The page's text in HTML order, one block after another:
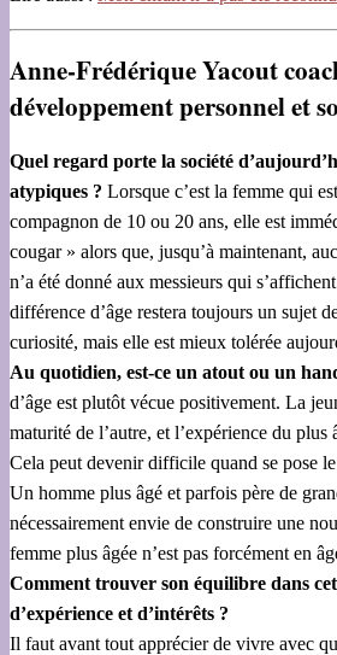
Anne-Frédérique Yacout
développement personnel et
Quel regard porte la société
atypiques ? Lorsque c’est la femme qui
compagnon de 10 ou 20 ans, elle est
cougar » alors que, jusqu’à maintenant,
n’a été donné aux messieurs qui
différence d’âge restera toujours un sujet
curiosité, mais elle est mieux tolérée
Au quotidien, est-ce un atout ou un
d’âge est plutôt vécue positivement. La
maturité de l’autre, et l’expérience du plus
Cela peut devenir difficile quand se pose
Un homme plus âgé et parfois père de
nécessairement envie de construire une
femme plus âgée n’est pas forcément en
Comment trouver son équilibre dans
d’expérience et d’intérêts ?
Il faut avant tout apprécier de vivre avec